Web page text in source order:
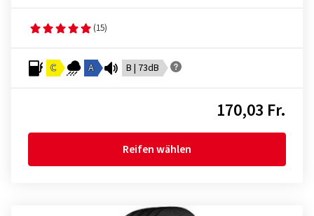
(15)
C A B | 73dB
170,03 Fr.
Reifen wählen